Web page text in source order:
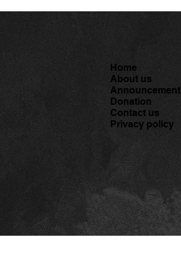
[공지] 몸의 편안함과 움직임
의 즐거움을 찾아서 – <시니어
웰빙 무브먼트> 무료 프로그
램 참가자 모집
Home
About us
Announcement
Donation
Contact us
Privacy policy